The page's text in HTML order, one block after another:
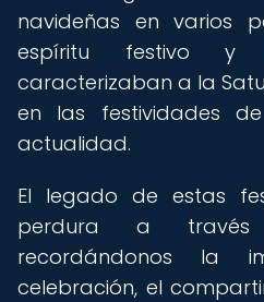
navideñas en varios
espíritu festivo
caracterizaban a la
en las festividades
actualidad.
El legado de estas
perdura a
recordándonos la
celebración, el